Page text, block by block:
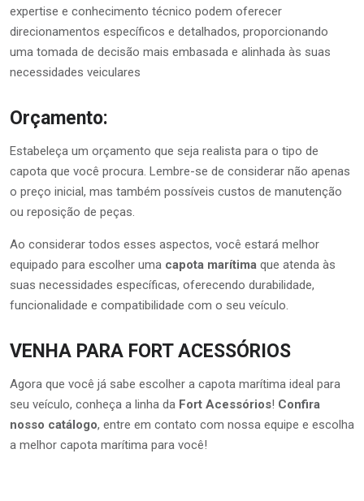
expertise e conhecimento técnico podem oferecer
direcionamentos específicos e detalhados, proporcionando
uma tomada de decisão mais embasada e alinhada às suas
necessidades veiculares
Orçamento:
Estabeleça um orçamento que seja realista para o tipo de
capota que você procura. Lembre-se de considerar não apenas
o preço inicial, mas também possíveis custos de manutenção
ou reposição de peças.
Ao considerar todos esses aspectos, você estará melhor
equipado para escolher uma capota marítima que atenda às
suas necessidades específicas, oferecendo durabilidade,
funcionalidade e compatibilidade com o seu veículo.
VENHA PARA FORT ACESSÓRIOS
Agora que você já sabe escolher a capota marítima ideal para
seu veículo, conheça a linha da Fort Acessórios! Confira
nosso catálogo, entre em contato com nossa equipe e escolha
a melhor capota marítima para você!